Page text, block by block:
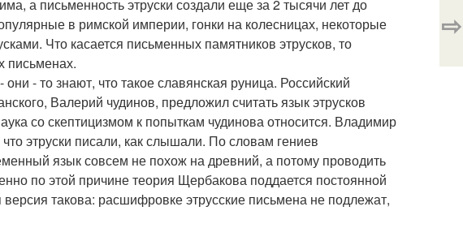
а письменность этруски создали еще за 2 тысячи лет до
в римской империи, гонки на колесницах, некоторые
Что касается письменных памятников этрусков, то
письменах.
- то знают, что такое славянская руница. Российский
Валерий чудинов, предложил считать язык этрусков
со скептицизмом к попыткам чудинова относится. Владимир
этруски писали, как слышали. По словам гениев
язык совсем не похож на древний, а потому проводить
по этой причине теория Щербакова поддается постоянной
такова: расшифровке этрусские письмена не подлежат,
⇨